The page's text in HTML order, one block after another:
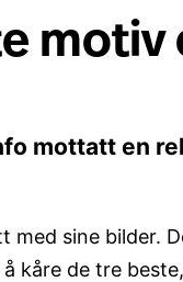
motiv
mottatt en
med sine
kåre de tre